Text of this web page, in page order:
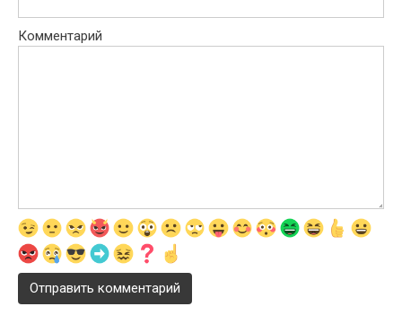
Комментарий